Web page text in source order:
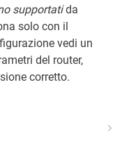
supportatida
solo con il
vedi un
del router,
corretto.